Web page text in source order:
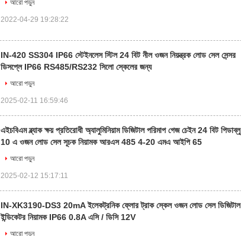
আরো পড়ুন
2022-04-29 19:28:22
IN-420 SS304 IP66 স্টেইনলেস স্টিল 24 বিট নীল ওজন নিয়ন্ত্রক লোড সেল সেন্সর
ডিসপ্লে IP66 RS485/RS232 সিলো স্কেলের জন্য
আরো পড়ুন
2025-02-11 16:59:46
এইচবিএম ব্ল্যাক ক্ষয় প্রতিরোধী অ্যালুমিনিয়াম ডিজিটাল পরিমাপ গেজ চেইন 24 বিট পিডাব্লু
10 এ ওজন লোড সেল সূচক নিয়ামক আরএস 485 4-20 এমএ আইপি 65
আরো পড়ুন
2025-02-12 15:17:11
IN-XK3190-DS3 20mA ইলেকট্রনিক ফ্লোর ট্রাক স্কেল ওজন লোড সেল ডিজিটাল
ইন্ডিকেটর নিয়ামক IP66 0.8A এসি / ডিসি 12V
আরো পড়ুন